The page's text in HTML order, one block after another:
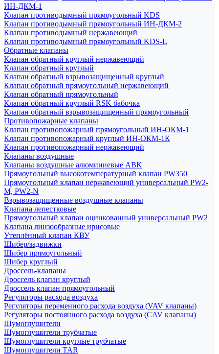
ИН-ДКМ-1
Клапан противодымный прямоугольный KDS
Клапан противодымный прямоугольный ИН-ДКМ-2
Клапан противодымный нержавеющий
Клапан противодымный прямоугольный KDS-L
Обратные клапаны
Клапан обратный круглый нержавеющий
Клапан обратный круглый
Клапан обратный взрывозащищенный круглый
Клапан обратный прямоугольный нержавеющий
Клапан обратный прямоугольный
Клапан обратный круглый RSK бабочка
Клапан обратный взрывозащищенный прямоугольный
Противопожарные клапаны
Клапан противопожарный прямоугольный ИН-ОКМ-1
Клапан противопожарный круглый ИН-ОКМ-1К
Клапан противопожарный нержавеющий
Клапаны воздушные
Клапаны воздушные алюминиевые АВК
Прямоугольный высокотемпературный клапан PW350
Прямоугольный клапан нержавеющий универсальный PW2-
M, PW2-N
Взрывозащищенные воздушные клапаны
Клапана лепестковые
Прямоугольный клапан оцинкованный универсальный PW2
Клапана линзообразные ирисовые
Утеплённый клапан КВУ
Шибер/задвижки
Шибер прямоугольный
Шибер круглый
Дроссель-клапаны
Дроссель клапан круглый
Дроссель клапан прямоугольный
Регуляторы расхода воздуха
Регуляторы переменного расхода воздуха (VAV клапаны)
Регуляторы постоянного расхода воздуха (CAV клапаны)
Шумоглушители
Шумоглушители трубчатые
Шумоглушители круглые трубчатые
Шумоглушители TAR